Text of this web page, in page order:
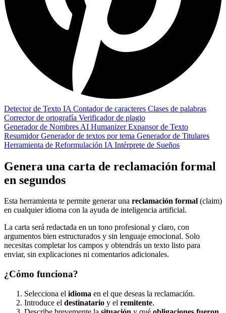
Detector de Texto IA Contador de caracteres Clases de palabras
Corrector de ortografía Verificador de plagio
Generador de Nombres AI HumanizerExpansor de Texto
ResumidorGenerador de textos por tema Generador de Titulares
Herramienta de Reformulación IA Intérprete de Sueños
Genera una carta de reclamación formal
en segundos
Esta herramienta te permite generar una reclamación formal (claim)
en cualquier idioma con la ayuda de inteligencia artificial.
La carta será redactada en un tono profesional y claro, con
argumentos bien estructurados y sin lenguaje emocional. Solo
necesitas completar los campos y obtendrás un texto listo para
enviar, sin explicaciones ni comentarios adicionales.
¿Cómo funciona?
Selecciona el idioma en el que deseas la reclamación.
Introduce el destinatario y el remitente.